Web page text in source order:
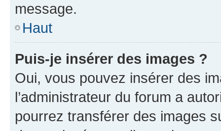
message.
Haut
Puis-je insérer des images ?
Oui, vous pouvez insérer des
l’administrateur du forum a
pourrez transférer des images